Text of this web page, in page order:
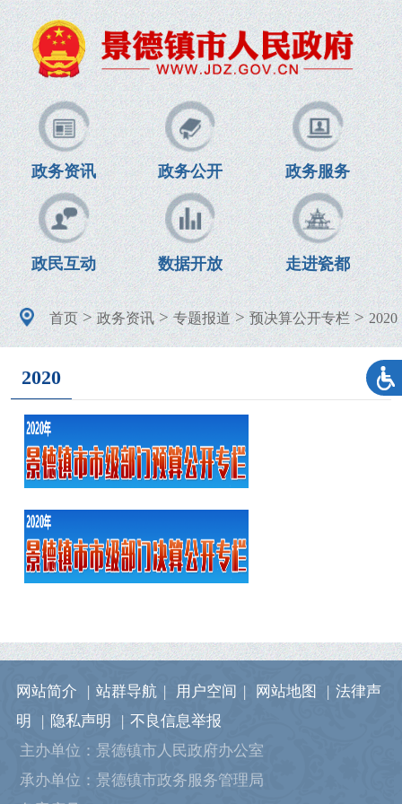
政务资讯 政务公开 政务服务
政民互动 数据开放 走进瓷都
首页>政务资讯>专题报道>预决算公开专栏>2020
2020
网站简介 站群导航 用户空间 网站地图
法律声
明
隐私声明
不良信息举报
主办单位：景德镇市人民政府办公室
承办单位：景德镇市政务服务管理局